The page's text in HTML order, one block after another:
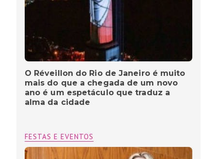
O Réveillon do Rio de Janeiro é muito
mais do que a chegada de um novo
ano é um espetáculo que traduz a
alma da cidade
FESTAS E EVENTOS